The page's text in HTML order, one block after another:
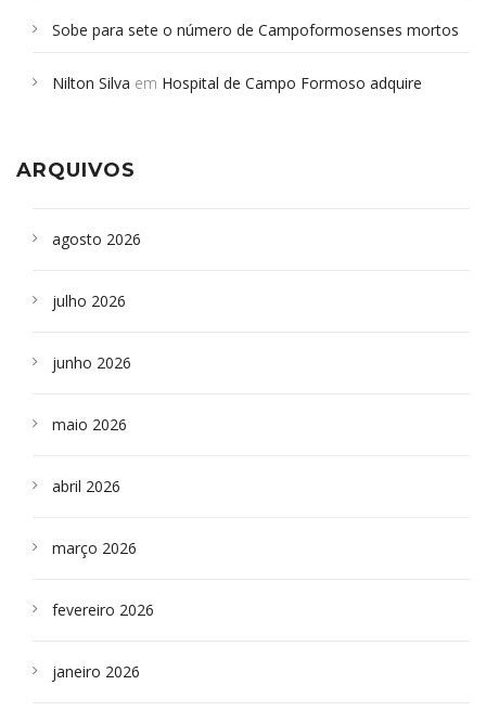
Sobe para sete o número de Campoformosenses mortos
Campoformosenses que morreram em desabamentos são
Nilton Silva em Hospital de Campo Formoso adquire
ARQUIVOS
agosto 2026
julho 2026
junho 2026
maio 2026
abril 2026
março 2026
fevereiro 2026
janeiro 2026